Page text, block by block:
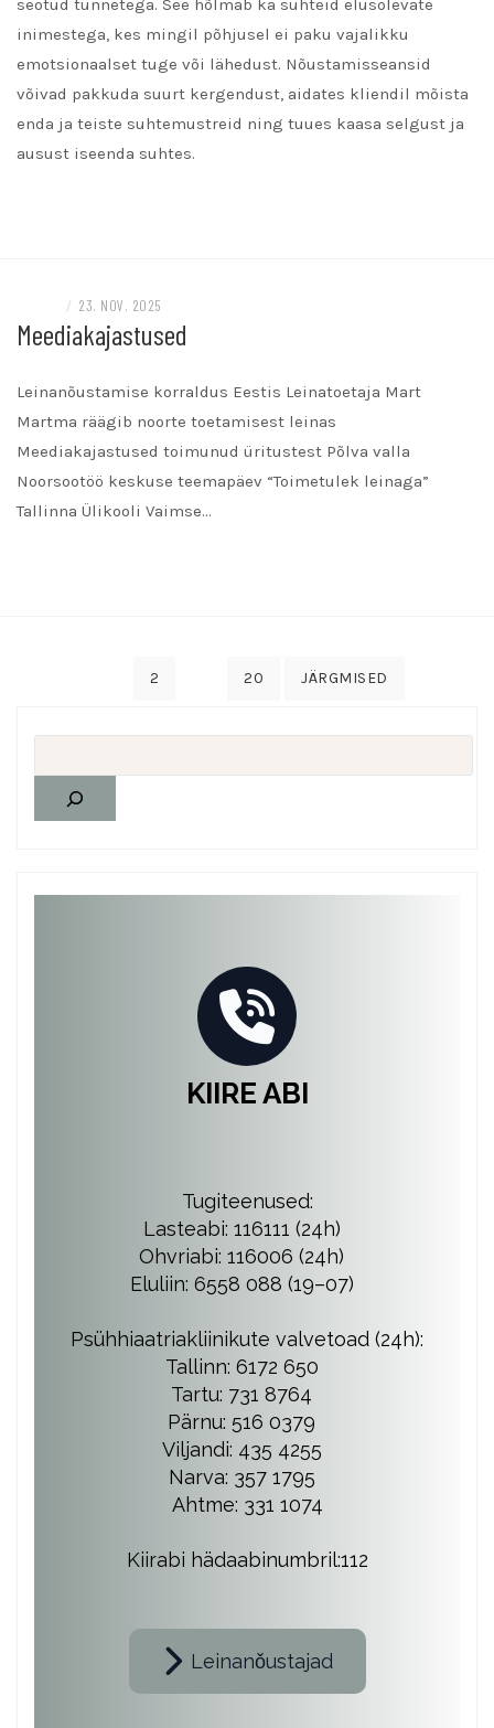
seotud tunnetega. See hõlmab ka suhteid elusolevate
inimestega, kes mingil põhjusel ei paku vajalikku
emotsionaalset tuge või lähedust. Nõustamisseansid
võivad pakkuda suurt kergendust, aidates kliendil mõista
enda ja teiste suhtemustreid ning tuues kaasa selgust ja
ausust iseenda suhtes.
/ 23. NOV. 2025
Meediakajastused
Leinanõustamise korraldus Eestis Leinatoetaja Mart
Martma räägib noorte toetamisest leinas
Meediakajastused toimunud üritustest Põlva valla
Noorsootöö keskuse teemapäev “Toimetulek leinaga”
Tallinna Ülikooli Vaimse…
2 20 JÄRGMISED
KIIRE ABI
Tugiteenused:
Lasteabi: 116111 (24h)
Ohvriabi: 116006 (24h)
Eluliin: 6558 088 (19–07)
Psühhiaatriakliinikute valvetoad (24h):
Tallinn: 6172 650
Tartu: 731 8764
Pärnu: 516 0379
Viljandi: 435 4255
Narva: 357 1795
Ahtme: 331 1074
Kiirabi hädaabinumbril:112
Leinanǒustajad